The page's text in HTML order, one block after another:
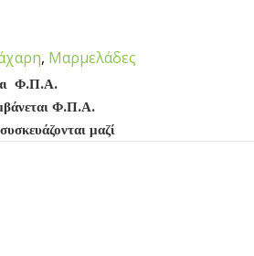
, Μαρμελάδες
Φ.Π.Α.
Φ.Π.Α.
μαζί